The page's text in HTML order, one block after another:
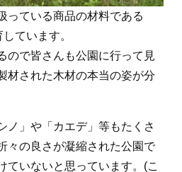
っている商品の材料である
ています。
ので皆さんも公園に行って見
材された木材の本当の姿が分
ノ」や「カエデ」等もたくさ
々の良さが凝縮された公園で
ていないと思っています。(こ